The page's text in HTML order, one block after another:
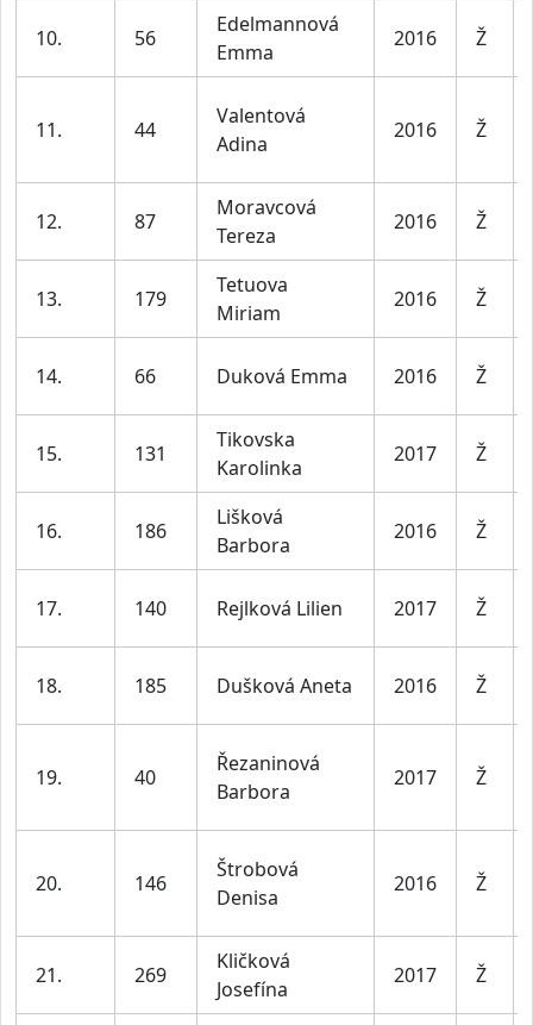
10. 56
Edelmannová
Emma
2016 Ž
11. 44
Valentová
Adina
2016 Ž
12. 87
Moravcová
Tereza
2016 Ž
13. 179
Tetuova
Miriam
2016 Ž
14. 66 Duková Emma 2016 Ž
15. 131
Tikovska
Karolinka
2017 Ž
16. 186
Lišková
Barbora
2016 Ž
17. 140 Rejlková Lilien 2017 Ž
18. 185 Dušková Aneta 2016 Ž
19. 40
Řezaninová
Barbora
2017 Ž
20. 146
Štrobová
Denisa
2016 Ž
21. 269
Kličková
Josefína
2017 Ž